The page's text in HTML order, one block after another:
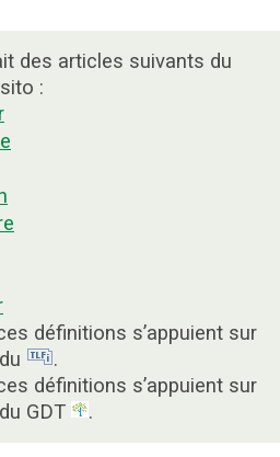
des articles suivants du
:
définitions s’appuient sur
.
définitions s’appuient sur
GDT
.